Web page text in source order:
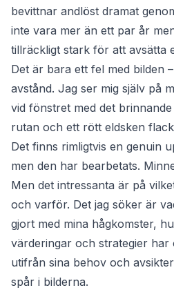
bevittnar andlöst dramat
inte vara mer än ett par år
tillräckligt stark för att avsätta
Det är bara ett fel med bilden
avstånd. Jag ser mig själv på
vid fönstret med det
rutan och ett rött eldsken
Det finns rimligtvis en genuin
men den har bearbetats.
Men det intressanta är på
och varför. Det jag söker är
gjort med mina hågkomster,
värderingar och strategier har
utifrån sina behov och
spår i bilderna.